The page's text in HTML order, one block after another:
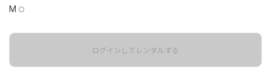
M ◯
ログインしてレンタルする